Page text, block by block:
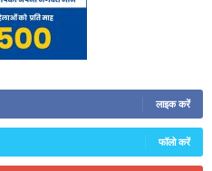
लाइक करें
फॉलो करें